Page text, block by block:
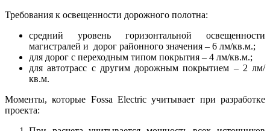
Требования к освещенности дорожного полотна:
средний уровень горизонтальной освещенности
магистралей и дорог районного значения – 6 лм/кв.м.;
для дорог с переходным типом покрытия – 4 лм/кв.м.;
для автотрасс с другим дорожным покрытием – 2 лм/
кв.м.
Моменты, которые Fossa Electric учитывает при разработке
проекта: